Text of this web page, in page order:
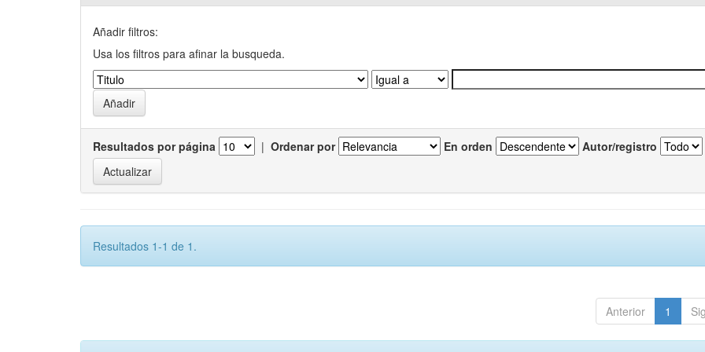
Añadir filtros:
Usa los filtros para afinar la busqueda.
Resultados por página | Ordenar por En orden Autor/registro
Resultados 1-1 de 1.
Anterior 1